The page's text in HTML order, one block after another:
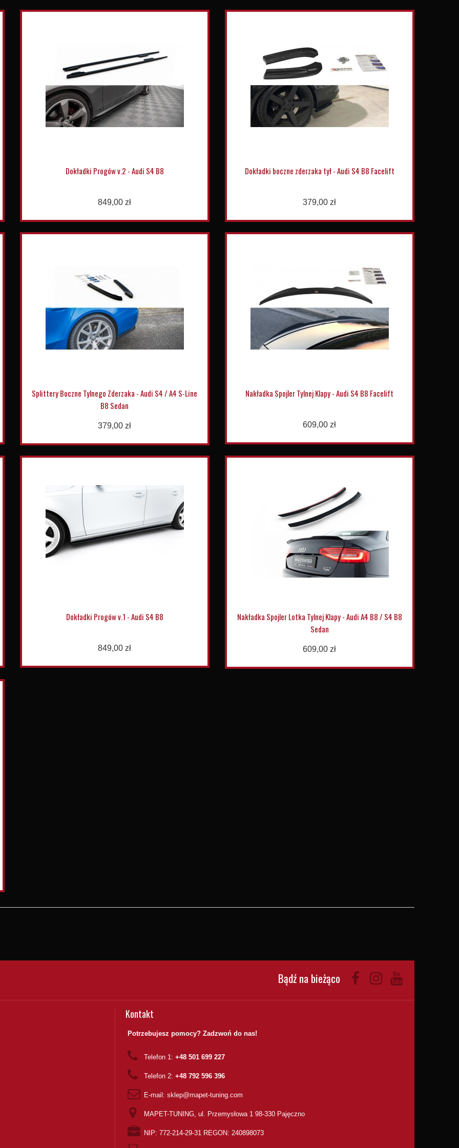
Dokładki Progów v.2 - Audi S4 B8
849,00 zł
Dokładki boczne zderzaka tył - Audi S4 B8 Facelift
379,00 zł
Splittery Boczne Tylnego Zderzaka - Audi S4 / A4 S-Line
B8 Sedan
379,00 zł
Nakładka Spojler Tylnej Klapy - Audi S4 B8 Facelift
609,00 zł
Dokładki Progów v.1 - Audi S4 B8
849,00 zł
Nakładka Spojler Lotka Tylnej Klapy - Audi A4 B8 / S4 B8
Sedan
609,00 zł
Bądź na bieżąco
Kontakt
Potrzebujesz pomocy? Zadzwoń do nas!
Telefon 1: +48 501 699 227
Telefon 2: +48 792 596 396
E-mail: sklep@mapet-tuning.com
MAPET-TUNING, ul. Przemysłowa 1 98-330 Pajęczno
NIP: 772-214-29-31 REGON: 240898073